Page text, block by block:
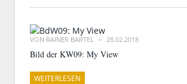
VON RAINER BARTEL 28.02.2018
Bild der KW09: My View
WEITERLESEN